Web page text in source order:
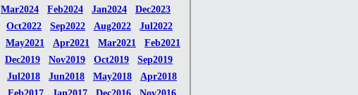
Mar2024 Feb2024 Jan2024
Dec2023
Oct2022 Sep2022 Aug2022
Jul2022
May2021 Apr2021 Mar2021
Feb2021
Dec2019 Nov2019 Oct2019
Sep2019
Jul2018 Jun2018 May2018
Apr2018